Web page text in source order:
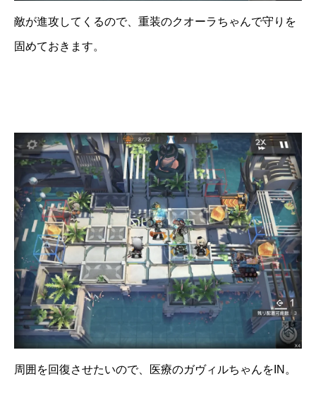
敵が進攻してくるので、重装のクオーラちゃんで守りを
固めておきます。
周囲を回復させたいので、医療のガヴィルちゃんをIN。